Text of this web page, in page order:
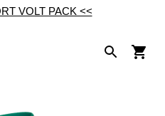
VOLT PACK <<